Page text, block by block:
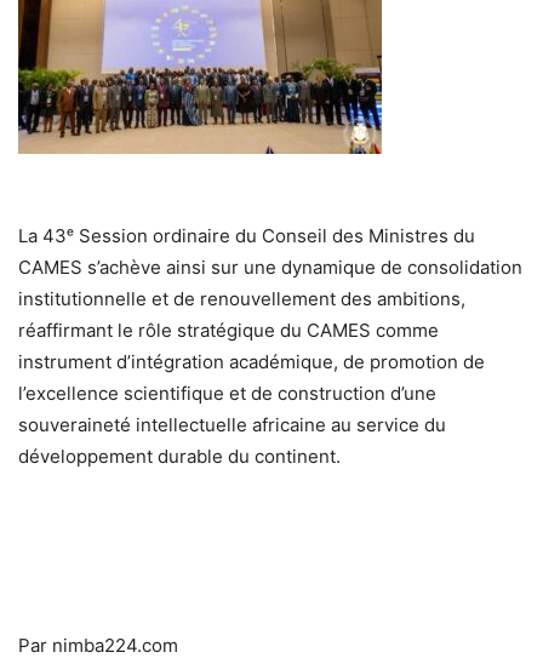
La 43ᵉ Session ordinaire du Conseil des Ministres du
CAMES s’achève ainsi sur une dynamique de consolidation
institutionnelle et de renouvellement des ambitions,
réaffirmant le rôle stratégique du CAMES comme
instrument d’intégration académique, de promotion de
l’excellence scientifique et de construction d’une
souveraineté intellectuelle africaine au service du
développement durable du continent.
Par nimba224.com